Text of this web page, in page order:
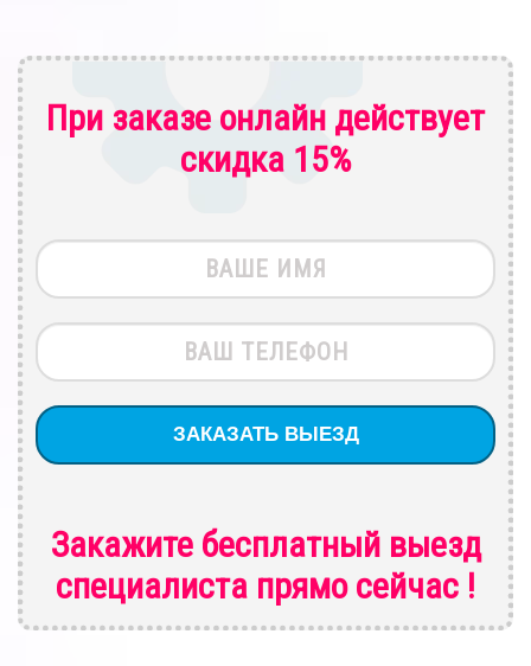
При заказе онлайн действует
скидка 15%
Закажите бесплатный выезд
специалиста прямо сейчас !